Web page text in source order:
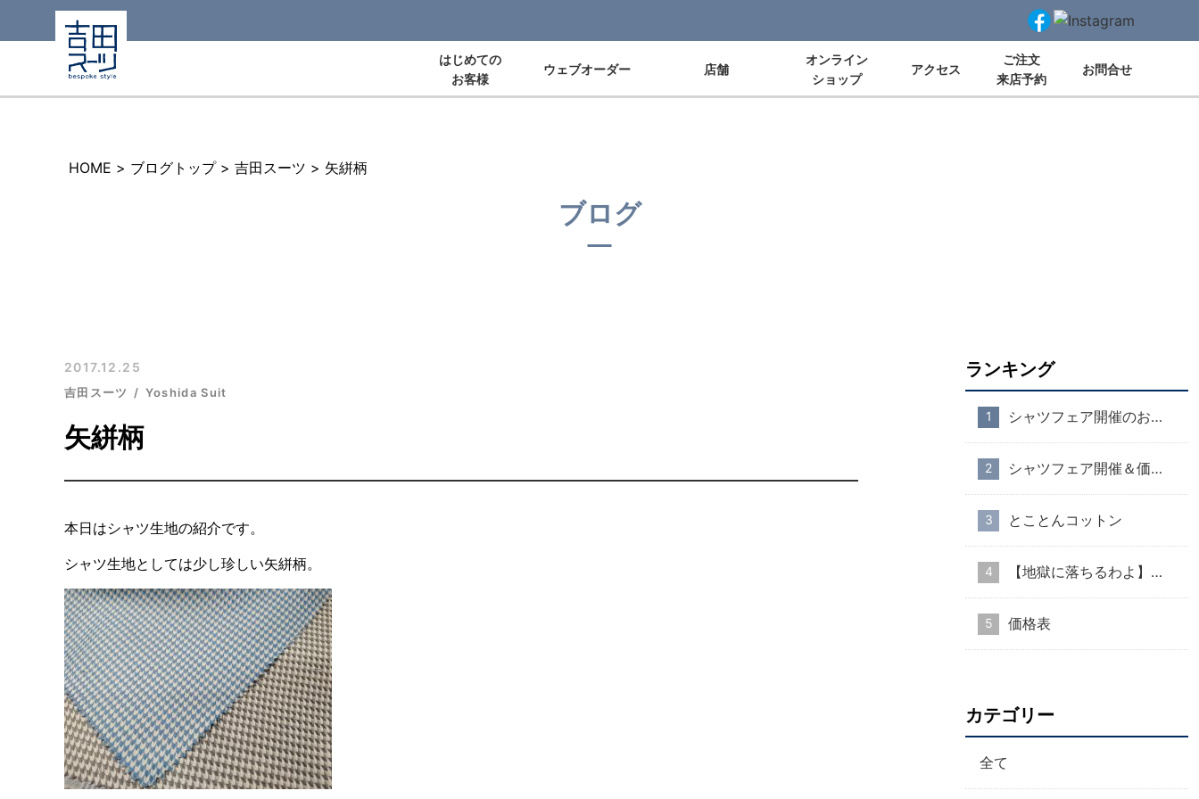
はじめての
お客様
ウェブオーダー 店舗
オンライン
ショップ
アクセス
ご注文
来店予約
お問合せ
HOME > ブログトップ > 吉田スーツ > 矢絣柄
ブログ
2017.12.25
吉田スーツ Yoshida Suit
矢絣柄
本日はシャツ生地の紹介です。
シャツ生地としては少し珍しい矢絣柄。
ランキング
シャツフェア開催のお知らせ
シャツフェア開催＆価格改定のお知らせ
とことんコットン
【地獄に落ちるわよ】衣装協力のお知らせ
価格表
カテゴリー
全て